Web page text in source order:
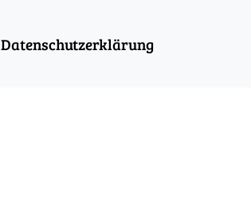
Datenschutzerklärung